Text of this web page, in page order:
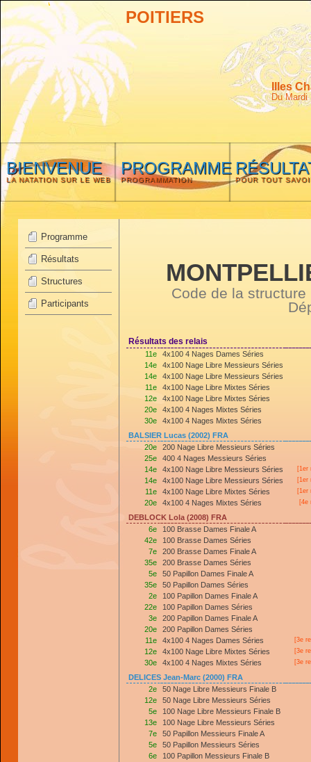
POITIERS
IIIes
Du Mardi
BIENVENUE
LA NATATION SUR LE WEB
PROGRAMME
PROGRAMMATION POUR TOUT
Programme
Résultats
Structures
Participants
Code de la
Résultats des relais
11e
4x100 4 Nages Dames Séries
14e
4x100 Nage Libre Messieurs Séries
14e
4x100 Nage Libre Messieurs Séries
11e
4x100 Nage Libre Mixtes Séries
12e
4x100 Nage Libre Mixtes Séries
20e
4x100 4 Nages Mixtes Séries
30e
4x100 4 Nages Mixtes Séries
BALSIER Lucas (2002) FRA
20e
200 Nage Libre Messieurs Séries
25e
400 4 Nages Messieurs Séries
14e
4x100 Nage Libre Messieurs Séries [1er
14e 4x100 Nage Libre Messieurs Séries [1er
11e 4x100 Nage Libre Mixtes Séries [1er
20e 4x100 4 Nages Mixtes Séries [4e
DEBLOCK Lola (2008) FRA
6e
100 Brasse Dames Finale A
42e
100 Brasse Dames Séries
7e
200 Brasse Dames Finale A
35e
200 Brasse Dames Séries
5e
50 Papillon Dames Finale A
35e
50 Papillon Dames Séries
2e
100 Papillon Dames Finale A
22e
100 Papillon Dames Séries
3e
200 Papillon Dames Finale A
20e
200 Papillon Dames Séries
11e
4x100 4 Nages Dames Séries [3e
12e 4x100 Nage Libre Mixtes Séries [3e
30e 4x100 4 Nages Mixtes Séries [3e
DELICES Jean-Marc (2000) FRA
2e
50 Nage Libre Messieurs Finale B
12e
50 Nage Libre Messieurs Séries
5e
100 Nage Libre Messieurs Finale B
13e
100 Nage Libre Messieurs Séries
7e
50 Papillon Messieurs Finale A
5e
50 Papillon Messieurs Séries
6e
100 Papillon Messieurs Finale B